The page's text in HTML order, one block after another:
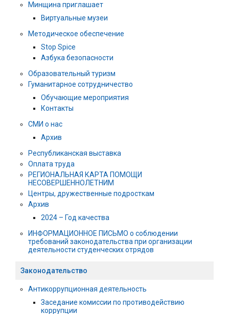
Минщина приглашает
Виртуальные музеи
Методическое обеспечение
Stop Spice
Азбука безопасности
Образовательный туризм
Гуманитарное сотрудничество
Обучающие мероприятия
Контакты
СМИ о нас
Архив
Республиканская выставка
Оплата труда
РЕГИОНАЛЬНАЯ КАРТА ПОМОЩИ
НЕСОВЕРШЕННОЛЕТНИМ
Центры, дружественные подросткам
Архив
2024 – Год качества
ИНФОРМАЦИОННОЕ ПИСЬМО о соблюдении
требований законодательства при организации
деятельности студенческих отрядов
Законодательство
Антикоррупционная деятельность
Заседание комиссии по противодействию
коррупции